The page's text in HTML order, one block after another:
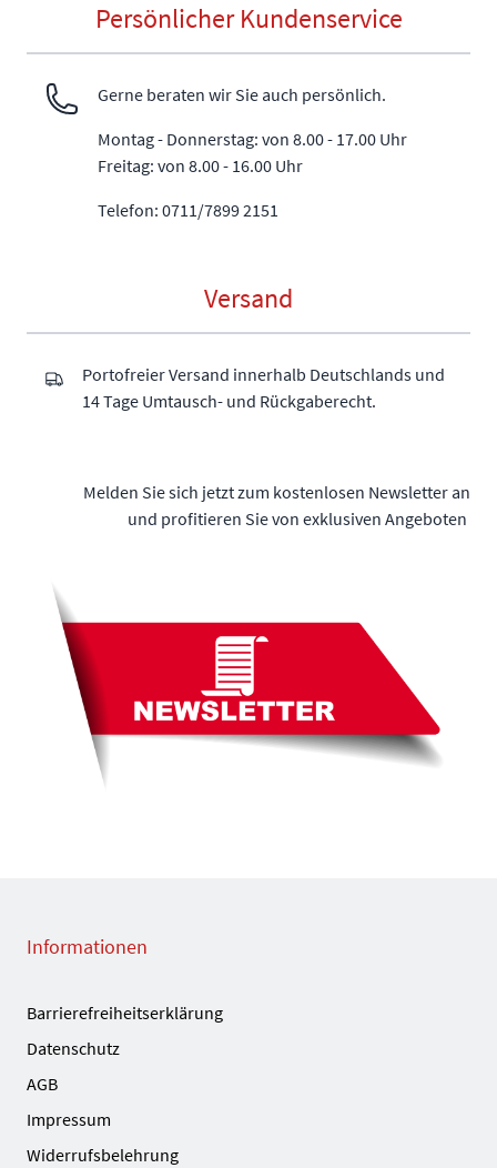
Persönlicher Kundenservice
Gerne beraten wir Sie auch persönlich.
Montag - Donnerstag: von 8.00 - 17.00 Uhr
Freitag: von 8.00 - 16.00 Uhr
Telefon: 0711/7899 2151
Versand
Portofreier Versand innerhalb Deutschlands und
14 Tage Umtausch- und Rückgaberecht.
Melden Sie sich jetzt zum kostenlosen Newsletter an
und profitieren Sie von exklusiven Angeboten
Informationen
Barrierefreiheitserklärung
Datenschutz
AGB
Impressum
Widerrufsbelehrung